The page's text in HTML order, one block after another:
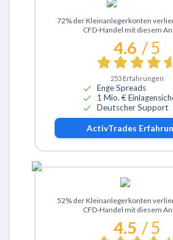
Zu ActivTrades
72% der Kleinanlegerkonten
CFD-Handel mit diesem
4.6 / 5
253 Erfahrungen
Enge Spreads
1 Mio. €
Deutscher Support
ActivTrades
Zu eToro
52% der Kleinanlegerkonten
CFD-Handel mit diesem
4.5 / 5